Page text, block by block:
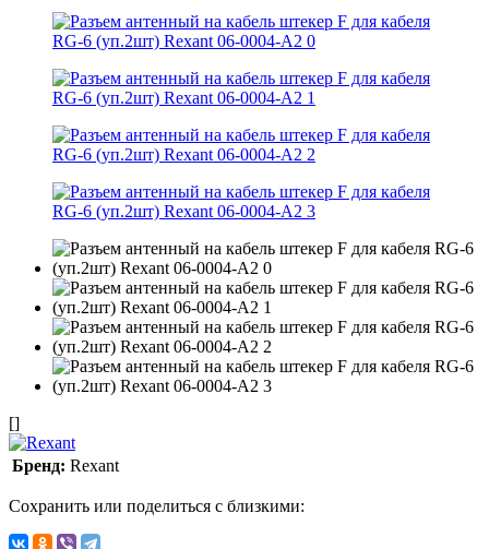
[]
Бренд: Rexant
Сохранить или поделиться с близкими: